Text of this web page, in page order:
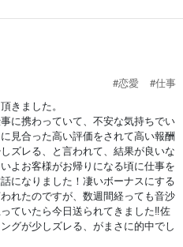
#恋愛
#仕事
きました。
に携わっていて、不安な気持ちでい
見合った高い評価をされて高い報酬
ズレる、と言われて、結果が良いな
よお客様がお帰りになる頃に仕事を
になりました！凄いボーナスにする
れたのですが、数週間経っても音沙
ていたら今日送られてきました‼️佐
グが少しズレる、がまさに的中でし